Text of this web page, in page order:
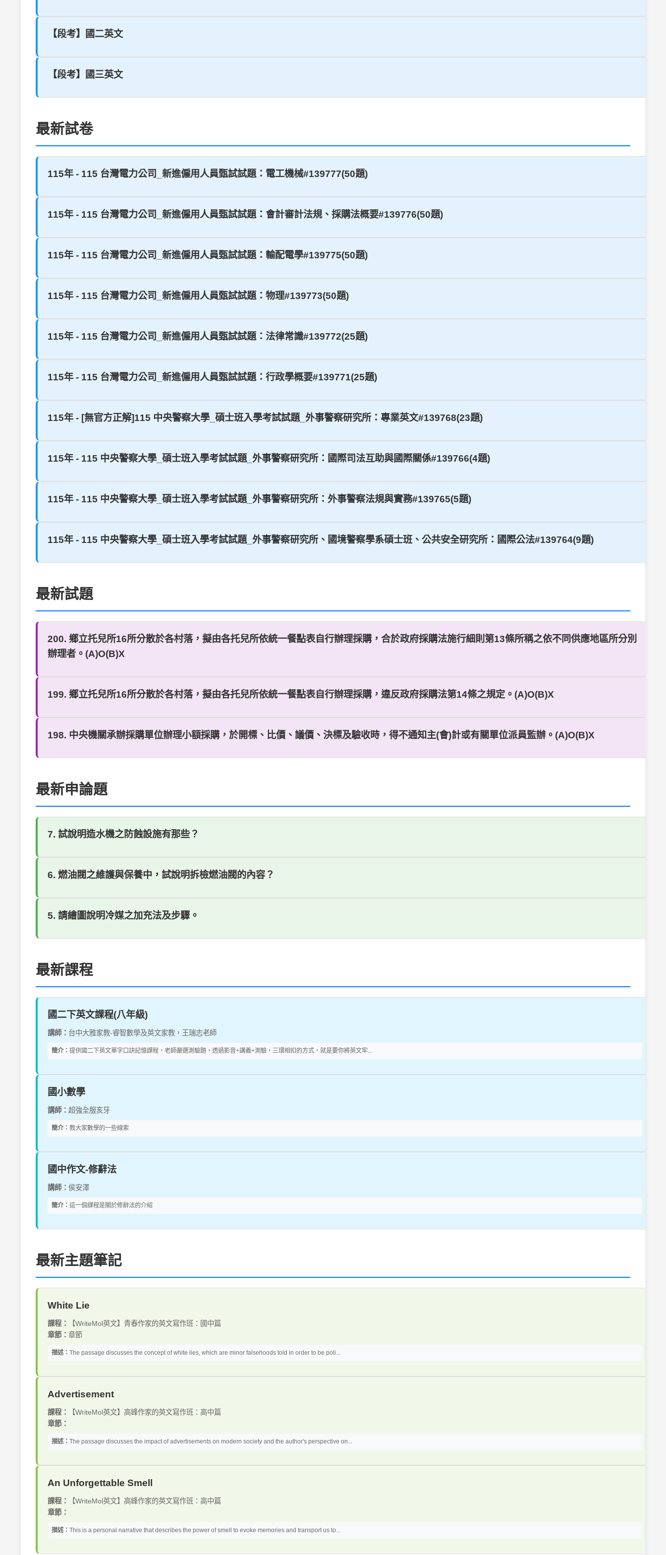
【段考】國二英文
【段考】國三英文
最新試卷
115年 - 115 台灣電力公司_新進僱用人員甄試試題：電工機械#139777(50題)
115年 - 115 台灣電力公司_新進僱用人員甄試試題：會計審計法規、採購法概要#139776(50題)
115年 - 115 台灣電力公司_新進僱用人員甄試試題：輸配電學#139775(50題)
115年 - 115 台灣電力公司_新進僱用人員甄試試題：物理#139773(50題)
115年 - 115 台灣電力公司_新進僱用人員甄試試題：法律常識#139772(25題)
115年 - 115 台灣電力公司_新進僱用人員甄試試題：行政學概要#139771(25題)
115年 - [無官方正解]115 中央警察大學_碩士班入學考試試題_外事警察研究所：專業英文#139768(23題)
115年 - 115 中央警察大學_碩士班入學考試試題_外事警察研究所：國際司法互助與國際關係#139766(4題)
115年 - 115 中央警察大學_碩士班入學考試試題_外事警察研究所：外事警察法規與實務#139765(5題)
115年 - 115 中央警察大學_碩士班入學考試試題_外事警察研究所、國境警察學系碩士班、公共安全研究所：國際公法#139764(9題)
最新試題
200. 鄉立托兒所16所分散於各村落，擬由各托兒所依統一餐點表自行辦理採購，合於政府採購法施行細則第13條所稱之依不同供應地區所分別
辦理者。(A)O(B)X
199. 鄉立托兒所16所分散於各村落，擬由各托兒所依統一餐點表自行辦理採購，違反政府採購法第14條之規定。(A)O(B)X
198. 中央機關承辦採購單位辦理小額採購，於開標、比價、議價、決標及驗收時，得不通知主(會)計或有關單位派員監辦。(A)O(B)X
最新申論題
7. 試說明造水機之防蝕設施有那些？
6. 燃油閥之維護與保養中，試說明拆檢燃油閥的內容？
5. 請繪圖說明冷媒之加充法及步驟。
最新課程
國二下英文課程(八年級)
講師： 台中大雅家教-睿智數學及英文家教，王瑞志老師
簡介： 提供國二下英文單字口訣記憶課程，老師嚴選測驗題，透過影音+講義+測驗，三環相扣的方式，就是要你將英文牢...
國小數學
講師： 超強全服亥牙
簡介： 教大家數學的一些線索
國中作文-修辭法
講師： 侯安澤
簡介： 這一個課程是關於修辭法的介紹
最新主題筆記
White Lie
課程：
【WriteMol英文】青春作家的英文寫作班：國中篇
章節： 章節
描述： The passage discusses the concept of white lies, which are minor falsehoods told in order to be poli...
Advertisement
課程：
【WriteMol英文】高峰作家的英文寫作班：高中篇
章節：
描述： The passage discusses the impact of advertisements on modern society and the author's perspective on...
An Unforgettable Smell
課程：
【WriteMol英文】高峰作家的英文寫作班：高中篇
章節：
描述： This is a personal narrative that describes the power of smell to evoke memories and transport us to...